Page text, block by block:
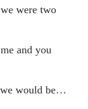
were two
and you
would be…